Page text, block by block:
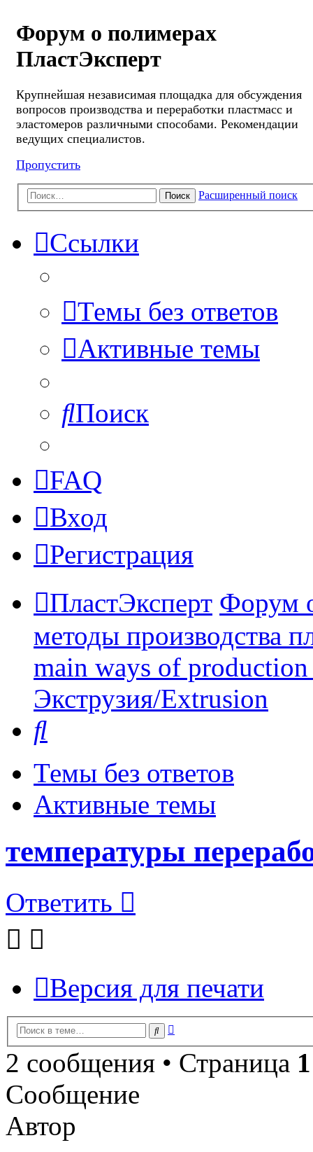
Форум о полимерах
ПластЭксперт
Крупнейшая независимая площадка для обсуждения
вопросов производства и переработки пластмасс и
эластомеров различными способами. Рекомендации
ведущих специалистов.
Пропустить
Поиск Расширенный поиск
Ссылки
Темы без ответов
Активные темы
Поиск
FAQ
Вход
Регистрация
ПластЭксперт Форум
методы производства
main ways of
Экструзия/Extrusion
Темы без ответов
Активные темы
температуры
Ответить
Версия для печати
Поиск
2 сообщения • Страница 1
Сообщение
Автор